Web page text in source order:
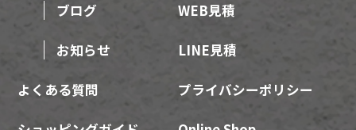
ブログ
お知らせ
よくある質問
WEB見積
LINE見積
プライバシーポリシー